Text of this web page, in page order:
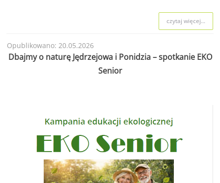
czytaj więcej...
Opublikowano: 20.05.2026
Dbajmy o naturę Jędrzejowa i Ponidzia – spotkanie EKO
Senior